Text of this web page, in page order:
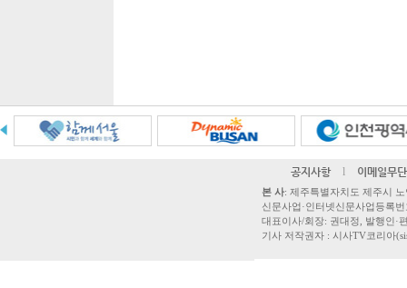
공지사항 l 이메일무
본 사: 제주특별자치도 제주시
신문사업·인터넷신문사업등록
대표이사/회장: 권대정, 발행인·
기사 저작권자 : 시사TV코리아